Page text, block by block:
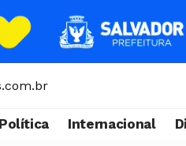
Política Internacional